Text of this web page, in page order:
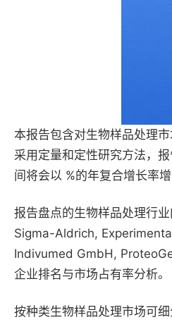
本报告包含对生物样品处理
采用定量和定性研究方法，
间将会以 %的年复合增长率
报告盘点的生物样品处理行
Sigma-Aldrich,
Indivumed GmbH,
企业排名与市场占有率分析。
按种类生物样品处理市场可